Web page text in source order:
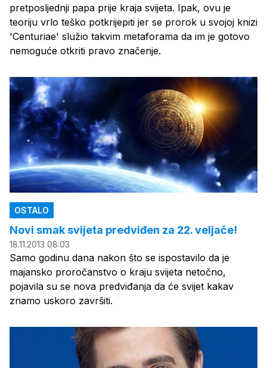
pretposljednji papa prije kraja svijeta. Ipak, ovu je
teoriju vrlo teško potkrijepiti jer se prorok u svojoj knizi
'Centuriae' služio takvim metaforama da im je gotovo
nemoguće otkriti pravo značenje.
OSTALO
Novi smak svijeta predviđen za 22. veljače!
18.11.2013 08:03
Samo godinu dana nakon što se ispostavilo da je
majansko proročanstvo o kraju svijeta netočno,
pojavila su se nova predviđanja da će svijet kakav
znamo uskoro završiti.